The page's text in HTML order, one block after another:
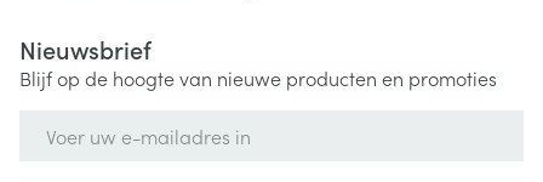
Nieuwsbrief
Blijf op de hoogte van nieuwe producten en promoties